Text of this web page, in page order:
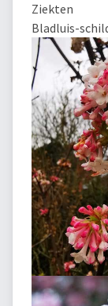
Ziekten
Bladluis-